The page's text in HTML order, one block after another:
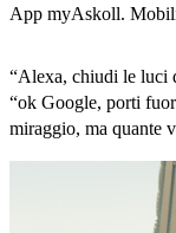
App myAskoll.
“Alexa, chiudi le luci
“ok Google, porti
miraggio, ma quante
vedere che tempo